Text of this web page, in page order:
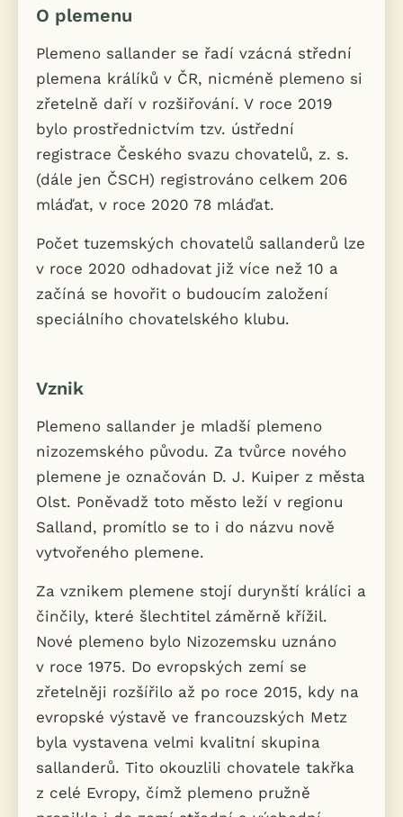
O plemenu
Plemeno sallander se řadí vzácná střední
plemena králíků v ČR, nicméně plemeno si
zřetelně daří v rozšiřování. V roce 2019
bylo prostřednictvím tzv. ústřední
registrace Českého svazu chovatelů, z. s.
(dále jen ČSCH) registrováno celkem 206
mláďat, v roce 2020 78 mláďat.
Počet tuzemských chovatelů sallanderů lze
v roce 2020 odhadovat již více než 10 a
začíná se hovořit o budoucím založení
speciálního chovatelského klubu.
Vznik
Plemeno sallander je mladší plemeno
nizozemského původu. Za tvůrce nového
plemene je označován D. J. Kuiper z města
Olst. Poněvadž toto město leží v regionu
Salland, promítlo se to i do názvu nově
vytvořeného plemene.
Za vznikem plemene stojí durynští králíci a
činčily, které šlechtitel záměrně křížil.
Nové plemeno bylo Nizozemsku uznáno
v roce 1975. Do evropských zemí se
zřetelněji rozšířilo až po roce 2015, kdy na
evropské výstavě ve francouzských Metz
byla vystavena velmi kvalitní skupina
sallanderů. Tito okouzlili chovatele takřka
z celé Evropy, čímž plemeno pružně